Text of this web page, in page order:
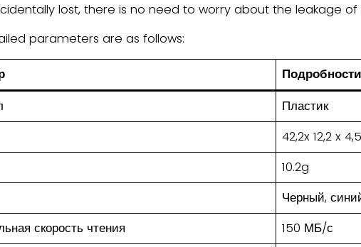
lost, there is no need to worry about the leakage
parameters are as follows:
Подробности
Пластик
42,2x 12,2 x
10.2g
Черный,
скорость чтения
150 МБ/с